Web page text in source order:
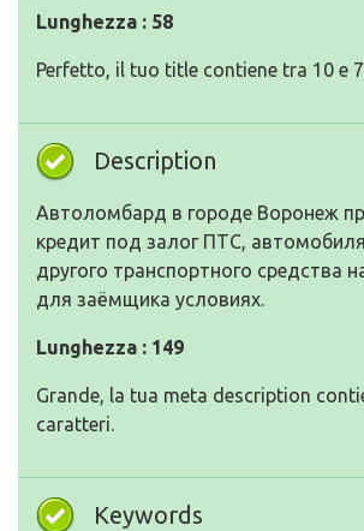
Lunghezza : 58
Perfetto, il tuo title contiene tra 10 e
Description
Автоломбард в городе Воронеж
кредит под залог ПТС,
другого транспортного средства
для заёмщика условиях.
Lunghezza : 149
Grande, la tua meta description
caratteri.
Keywords